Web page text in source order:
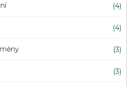
(4)
(4)
(3)
(3)